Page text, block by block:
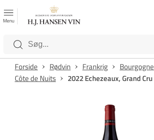
Kategorier
Menu
Forside Rødvin Frankrig
Bourgogne
Côte de Nuits
2022 Echezeaux, Grand Cru